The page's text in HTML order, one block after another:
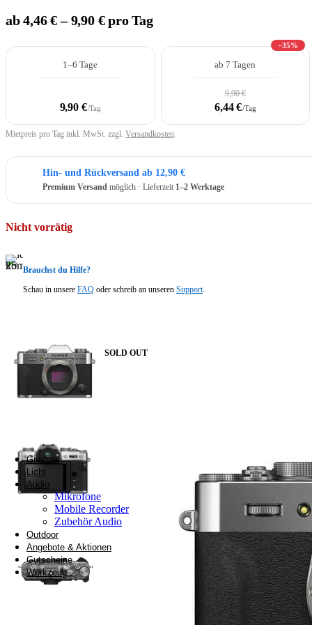
Lesegeräte
VR-Brillen
Werkzeuge
Überwachungstechnik
Gimbals
Licht
Audio
Mikrofone
Mobile Recorder
Zubehör Audio
Outdoor
Angebote & Aktionen
Gutscheine
Werkzeug
ab 4,46 € – 9,90 € pro Tag
1–6 Tage
9,90 €/Tag
−35%
ab 7 Tagen
9,90 €
6,44 €/Tag
Mietpreis pro Tag inkl. MwSt. zzgl. Versandkosten.
Hin- und Rückversand ab 12,90 €
Premium Versand möglich · Lieferzeit 1–2 Werktage
Nicht vorrätig
Brauchst du Hilfe?
Schau in unsere FAQ oder schreib an unseren Support.
SOLD OUT